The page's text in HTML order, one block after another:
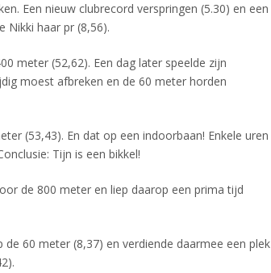
Een nieuw clubrecord verspringen (5.30) en een
Nikki haar pr (8,56).
meter (52,62). Een dag later speelde zijn
moest afbreken en de 60 meter horden
(53,43). En dat op een indoorbaan! Enkele uren
Tijn is een bikkel!
de 800 meter en liep daarop een prima tijd
60 meter (8,37) en verdiende daarmee een plek